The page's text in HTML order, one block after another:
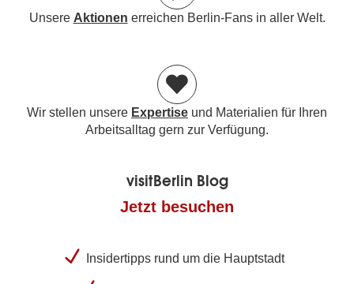
Unsere Aktionen erreichen Berlin-Fans in aller Welt.
Wir stellen unsere Expertise und Materialien für Ihren
Arbeitsalltag gern zur Verfügung.
visitBerlin Blog
Jetzt besuchen
Insidertipps rund um die Hauptstadt